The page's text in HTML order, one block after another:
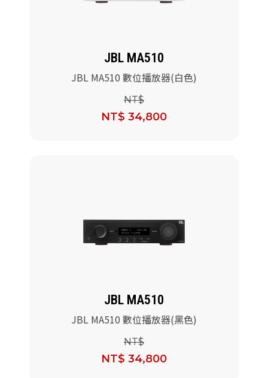
JBL MA510
JBL MA510 數位播放器(白色)
NT$
NT$ 34,800
JBL MA510
JBL MA510 數位播放器(黑色)
NT$
NT$ 34,800